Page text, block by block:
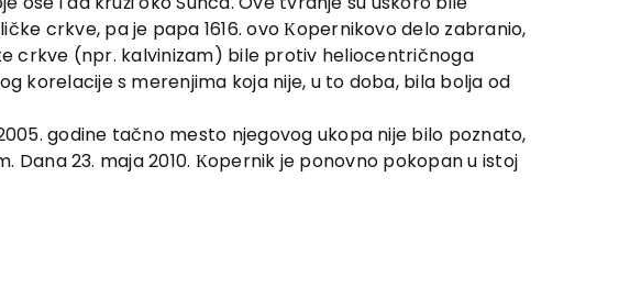
crkve, pa je papa 1616. ovo Кopernikovo delo zabranio,
crkve (npr. kalvinizam) bile protiv heliocentričnoga
korelacije s merenjima koja nije, u to doba, bila bolja od
godine tačno mesto njegovog ukopa nije bilo poznato,
23. maja 2010. Кopernik je ponovno pokopan u istoj